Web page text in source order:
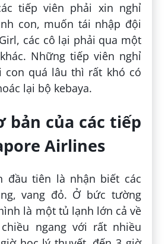
tiếp viên phải xin nghỉ
con, muốn tái nhập đội
các cô lại phải qua một
Những tiếp viên nghỉ
con quá lâu thì rất khó có
lại bộ kebaya.
bản của các tiếp
Airlines
đầu tiên là nhận biết các
vang đỏ. Ở bức tường
là một tủ lạnh lớn cả về
ngang với rất nhiều